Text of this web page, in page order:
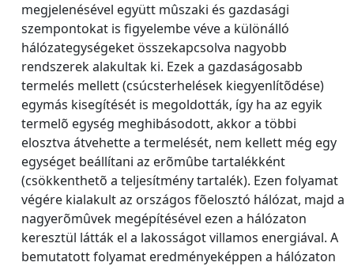
megjelenésével együtt mûszaki és gazdasági
szempontokat is figyelembe véve a különálló
hálózategységeket összekapcsolva nagyobb
rendszerek alakultak ki. Ezek a gazdaságosabb
termelés mellett (csúcsterhelések kiegyenlítõdése)
egymás kisegítését is megoldották, így ha az egyik
termelõ egység meghibásodott, akkor a többi
elosztva átvehette a termelését, nem kellett még egy
egységet beállítani az erõmûbe tartalékként
(csökkenthetõ a teljesítmény tartalék). Ezen folyamat
végére kialakult az országos fõelosztó hálózat, majd a
nagyerõmûvek megépítésével ezen a hálózaton
keresztül látták el a lakosságot villamos energiával. A
bemutatott folyamat eredményeképpen a hálózaton